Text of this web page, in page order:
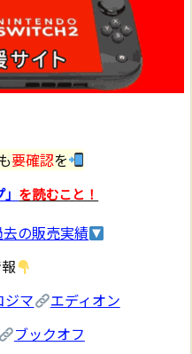
要確認を
を読むこと！
の販売実績
ジマ
エディオン
ブックオフ